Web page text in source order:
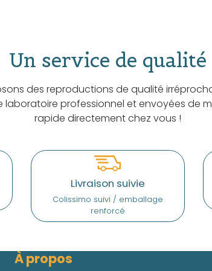
Un service de qualité
des reproductions de qualité
laboratoire professionnel et envoyées de
rapide directement chez vous !
Livraison suivie
Colissimo suivi / emballage
renforcé
À propos